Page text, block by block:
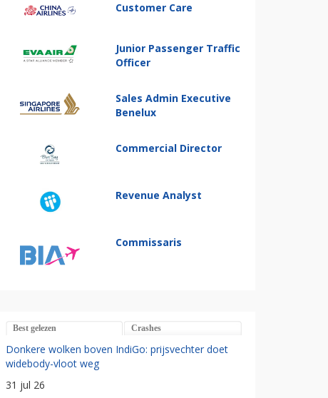
Customer Care
Junior Passenger Traffic
Officer
Sales Admin Executive
Benelux
Commercial Director
Revenue Analyst
Commissaris
Best gelezen Crashes
Donkere wolken boven IndiGo: prijsvechter doet
widebody-vloot weg
31 jul 26